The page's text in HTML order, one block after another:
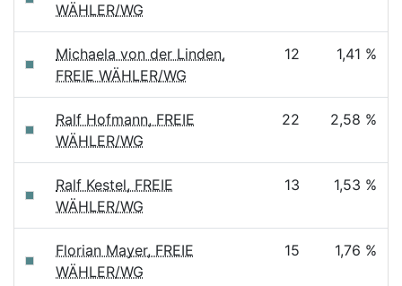
WÄHLER/WG
Michaela von der Linden,
FREIE WÄHLER/WG
12 1,41 %
Ralf Hofmann, FREIE
WÄHLER/WG
22 2,58 %
Ralf Kestel, FREIE
WÄHLER/WG
13 1,53 %
Florian Mayer, FREIE
WÄHLER/WG
15 1,76 %